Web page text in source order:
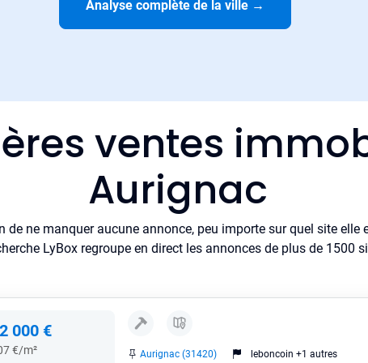
Analyse complète de la ville →
ventes
Aurignac
de ne manquer aucune annonce, peu importe sur quel site elle
LyBox regroupe en direct les annonces de plus de 1500
000 €
€/m² Aurignac (31420) leboncoin +1 autres